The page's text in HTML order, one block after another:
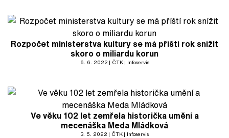
Rozpočet ministerstva kultury se má příští rok snížit
skoro o miliardu korun
6. 6. 2022 ČTK Infoservis
Ve věku 102 let zemřela historička umění a
mecenáška Meda Mládková
3. 5. 2022 ČTK Infoservis